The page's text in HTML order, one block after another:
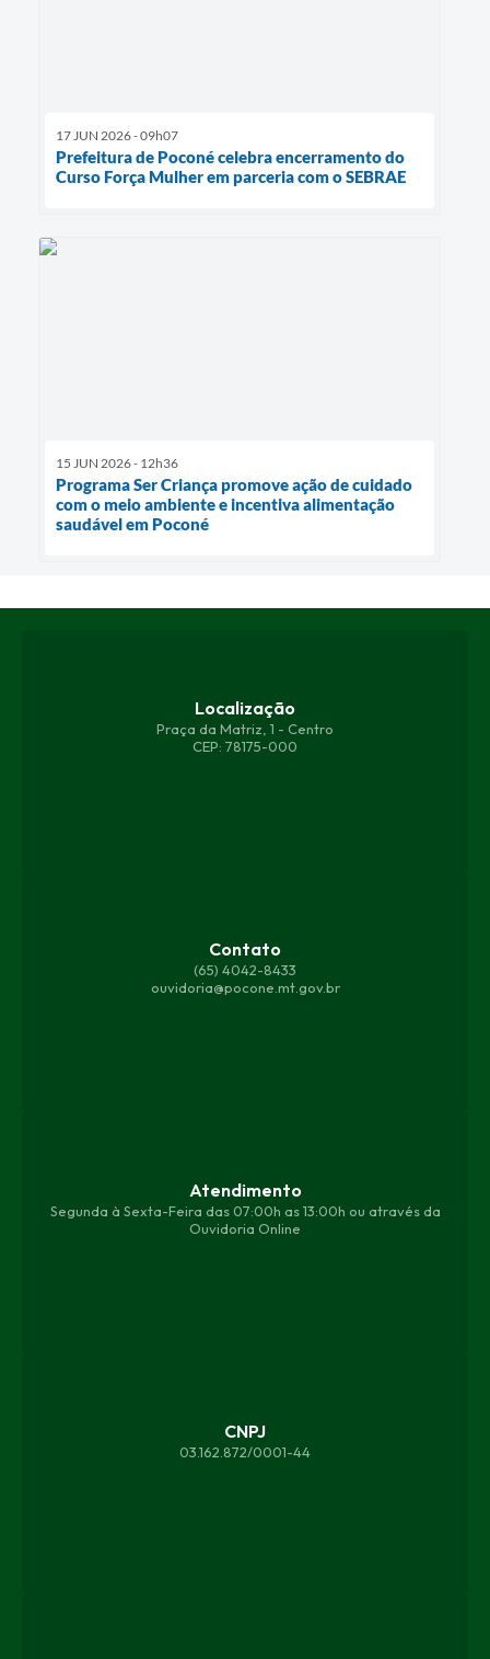
17 JUN 2026 - 09h07
Prefeitura de Poconé celebra encerramento do
Curso Força Mulher em parceria com o SEBRAE
15 JUN 2026 - 12h36
Programa Ser Criança promove ação de cuidado
com o meio ambiente e incentiva alimentação
saudável em Poconé
Localização
Praça da Matriz, 1 - Centro
CEP: 78175-000
Contato
(65) 4042-8433
ouvidoria@pocone.mt.gov.br
Atendimento
Segunda à Sexta-Feira das 07:00h as 13:00h ou através da
Ouvidoria Online
CNPJ
03.162.872/0001-44